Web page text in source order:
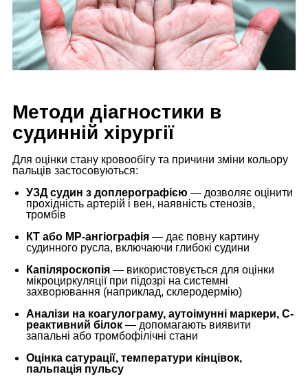
Методи діагностики в
судинній хірургії
Для оцінки стану кровообігу та причини зміни кольору
пальців застосовуються:
УЗД судин з доплерографією — дозволяє оцінити
прохідність артерій і вен, наявність стенозів,
тромбів
КТ або МР-ангіографія — дає повну картину
судинного русла, включаючи глибокі судини
Капіляроскопія — використовується для оцінки
мікроциркуляції при підозрі на системні
захворювання (наприклад, склеродермію)
Аналізи на коагулограму, аутоімунні маркери, С-
реактивний білок — допомагають виявити
запальні або тромбофілічні стани
Оцінка сатурації, температури кінцівок,
пальпація пульсу